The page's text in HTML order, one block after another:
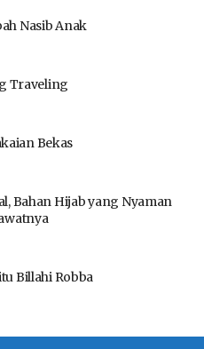
Nasib Anak
Traveling
Bekas
Bahan Hijab yang Nyaman
Billahi Robba